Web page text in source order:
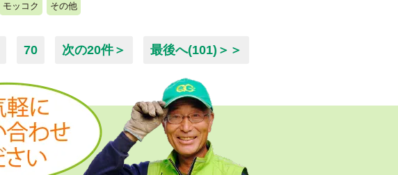
モッコク その他
70 次の20件＞ 最後へ(101)＞＞